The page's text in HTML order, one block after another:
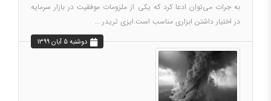
به جرات می‌توان ادعا کرد که یکی از ملزومات موفقیت در بازار سرمایه
در اختیار داشتن ابزاری مناسب است.ایزی تریدر ...
دوشنبه 5 آبان 1399